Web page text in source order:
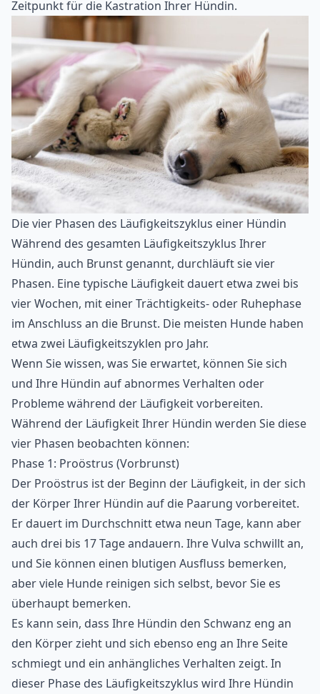
Zeitpunkt für die Kastration Ihrer Hündin.
Die vier Phasen des Läufigkeitszyklus einer Hündin
Während des gesamten Läufigkeitszyklus Ihrer
Hündin, auch Brunst genannt, durchläuft sie vier
Phasen. Eine typische Läufigkeit dauert etwa zwei bis
vier Wochen, mit einer Trächtigkeits- oder Ruhephase
im Anschluss an die Brunst. Die meisten Hunde haben
etwa zwei Läufigkeitszyklen pro Jahr.
Wenn Sie wissen, was Sie erwartet, können Sie sich
und Ihre Hündin auf abnormes Verhalten oder
Probleme während der Läufigkeit vorbereiten.
Während der Läufigkeit Ihrer Hündin werden Sie diese
vier Phasen beobachten können:
Phase 1: Proöstrus (Vorbrunst)
Der Proöstrus ist der Beginn der Läufigkeit, in der sich
der Körper Ihrer Hündin auf die Paarung vorbereitet.
Er dauert im Durchschnitt etwa neun Tage, kann aber
auch drei bis 17 Tage andauern. Ihre Vulva schwillt an,
und Sie können einen blutigen Ausfluss bemerken,
aber viele Hunde reinigen sich selbst, bevor Sie es
überhaupt bemerken.
Es kann sein, dass Ihre Hündin den Schwanz eng an
den Körper zieht und sich ebenso eng an Ihre Seite
schmiegt und ein anhängliches Verhalten zeigt. In
dieser Phase des Läufigkeitszyklus wird Ihre Hündin